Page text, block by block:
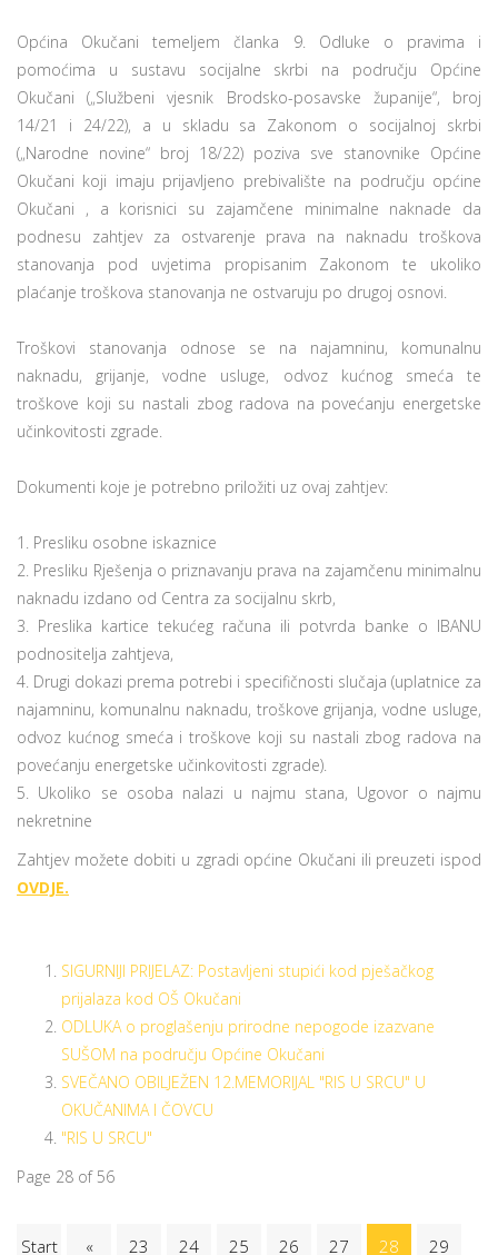
Općina Okučani temeljem članka 9. Odluke o pravima i
pomoćima u sustavu socijalne skrbi na području Općine
Okučani („Službeni vjesnik Brodsko-posavske županije“, broj
14/21 i 24/22), a u skladu sa Zakonom o socijalnoj skrbi
(„Narodne novine“ broj 18/22) poziva sve stanovnike Općine
Okučani koji imaju prijavljeno prebivalište na području općine
Okučani , a korisnici su zajamčene minimalne naknade da
podnesu zahtjev za ostvarenje prava na naknadu troškova
stanovanja pod uvjetima propisanim Zakonom te ukoliko
plaćanje troškova stanovanja ne ostvaruju po drugoj osnovi.
Troškovi stanovanja odnose se na najamninu, komunalnu
naknadu, grijanje, vodne usluge, odvoz kućnog smeća te
troškove koji su nastali zbog radova na povećanju energetske
učinkovitosti zgrade.
Dokumenti koje je potrebno priložiti uz ovaj zahtjev:
1. Presliku osobne iskaznice
2. Presliku Rješenja o priznavanju prava na zajamčenu minimalnu
naknadu izdano od Centra za socijalnu skrb,
3. Preslika kartice tekućeg računa ili potvrda banke o IBANU
podnositelja zahtjeva,
4. Drugi dokazi prema potrebi i specifičnosti slučaja (uplatnice za
najamninu, komunalnu naknadu, troškove grijanja, vodne usluge,
odvoz kućnog smeća i troškove koji su nastali zbog radova na
povećanju energetske učinkovitosti zgrade).
5. Ukoliko se osoba nalazi u najmu stana, Ugovor o najmu
nekretnine
Zahtjev možete dobiti u zgradi općine Okučani ili preuzeti ispod
OVDJE.
SIGURNIJI PRIJELAZ: Postavljeni stupići kod pješačkog
prijalaza kod OŠ Okučani
ODLUKA o proglašenju prirodne nepogode izazvane
SUŠOM na području Općine Okučani
SVEČANO OBILJEŽEN 12.MEMORIJAL "RIS U SRCU" U
OKUČANIMA I ČOVCU
"RIS U SRCU"
Page 28 of 56
Start « 23 24 25 26 27 28 29